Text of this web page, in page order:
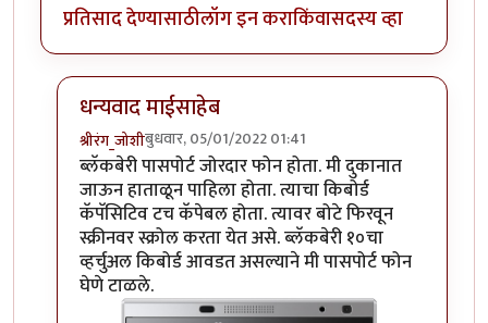
प्रतिसाद देण्यासाठीलॉग इन कराकिंवासदस्य व्हा
धन्यवाद माईसाहेब
श्रीरंग_जोशीबुधवार, 05/01/2022 01:41
In reply toहम्मbyमाईसाहेब कुरसूंदीकर
ब्लॅकबेरी पासपोर्ट जोरदार फोन होता. मी दुकानात
जाऊन हाताळून पाहिला होता. त्याचा किबोर्ड
कॅपॅसिटिव टच कॅपेबल होता. त्यावर बोटे फिरवून
स्क्रीनवर स्क्रोल करता येत असे. ब्लॅकबेरी १०चा
व्हर्चुअल किबोर्ड आवडत असल्याने मी पासपोर्ट फोन
घेणे टाळले.